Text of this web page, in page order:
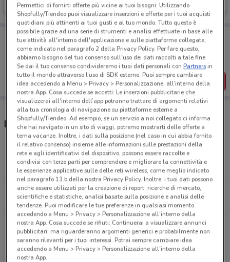
Scade il 31/10
Porta DoveConviene sempre con te!
Puoi trovare le migliori offerte dei negozi vicino a te,
salvarle e creare la tua lista del risparmio, comodamente
dal tuo cellulare.
SCARICA L’APP
Negozi Axa a Spinea
Via G. Pepe, 102 Venezia
6.2 km
Sestiere San Marco Primo Gregolin, 1014 Venezia
14.6 km
Via Regia, 14 Vigonza
17.9 km
Permettici di fornirti offerte più vicine ai tuoi bisogni: Utilizzando
Shopfully/Tiendeo puoi visualizzare inserzioni e offerte per i tuoi acquisti
quotidiani più attinenti ai tuoi gusti e al tuo mondo. Tutto questo è
possibile grazie ad una serie di strumenti e analisi effettuate in base alle
tue attività all'interno dell'applicazione e sulle piattaforme collegate,
come indicato nel paragrafo 2 della Privacy Policy. Per fare questo,
abbiamo bisogno del tuo consenso sull'uso dei dati raccolti a tale fine.
Se dai il tuo consenso condivideremo i tuoi dati personali conPartnersin
tutto il mondo attraverso l’uso di SDK esterne. Puoi sempre cambiare
idea accedendo a Menu > Privacy > Personalizzazione, all’interno della
nostra App. Cosa succede se accetti: Le inserzioni pubblicitarie che
visualizzerai all'interno dell’app potranno trattare di argomenti relativi
alla tua cronologia di navigazione su piattaforme esterne a
Shopfully/Tiendeo. Ad esempio, se un servizio a noi collegato ci informa
che hai navigato in un sito di viaggi, potremo mostrarti delle offerte a
tema vacanze. Inoltre, i dati sulla posizione (nel caso in cui abbia fornito
il relativo consenso) insieme alle informazioni sulle prestazioni della
rete e agli identificativi del dispositivo, possono essere raccolte e
condivisi con terze parti per comprendere e migliorare la connettività e
le esperienze applicative sulle delle reti wireless, come meglio indicato
nel paragrafo 13.b della nostra Privacy Policy. Inoltre, i tuoi dati possono
anche essere utilizzati per la creazione di report, ricerche di mercato,
scientifiche e statistiche, analisi basate sulla posizione e analisi delle
tendenze. Puoi modificare le tue preferenze in qualsiasi momento
accedendo a Menu > Privacy > Personalizzazione all'interno della
nostra App. Cosa succede se rifiuti: Continuerai a visualizzare annunci
pubblicitari, ma riguarderanno argomenti generici e probabilmente non
saranno rilevanti per i tuoi interessi. Potrai sempre cambiare idea
accedendo a Menu > Privacy > Personalizzazione all'interno della
nostra App.